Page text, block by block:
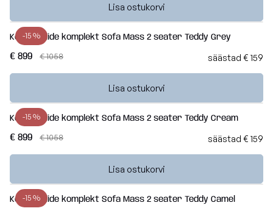
Lisa ostukorvi
-15 %
Kott-toolide komplekt Sofa Mass 2 seater Teddy Grey
€ 899 € 1058 säästad € 159
Lisa ostukorvi
-15 %
Kott-toolide komplekt Sofa Mass 2 seater Teddy Cream
€ 899 € 1058 säästad € 159
Lisa ostukorvi
-15 %
Kott-toolide komplekt Sofa Mass 2 seater Teddy Camel